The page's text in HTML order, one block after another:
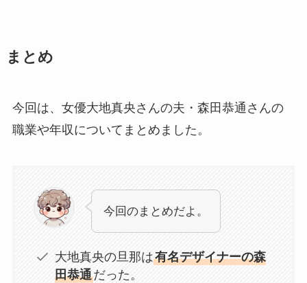
まとめ
今回は、女優大地真央さんの夫・森田恭通さんの
職業や年収についてまとめました。
今回のまとめだよ。
大地真央の旦那は有名デザイナーの森
田恭通だった。